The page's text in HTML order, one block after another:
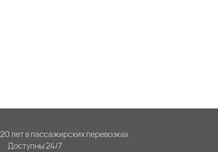
20 лет в пассажирских перевозках
Доступны 24/7